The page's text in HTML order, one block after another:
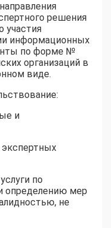
решения
участия
информационных
по форме №
организаций в
виде.
и
по
определению мер
не